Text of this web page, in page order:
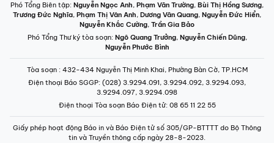
Phó Tổng Biên tập: Nguyễn Ngọc Anh, Phạm Văn Trường, Bùi Thị Hồng Sương,
Trương Đức Nghĩa, Phạm Thị Vân Anh, Dương Văn Quang, Nguyễn Đức Hiển,
Nguyễn Khắc Cường, Trần Gia Bảo
Phó Tổng Thư ký tòa soạn: Ngô Quang Trưởng, Nguyễn Chiến Dũng,
Nguyễn Phước Bình
Tòa soạn : 432-434 Nguyễn Thị Minh Khai, Phường Bàn Cờ, TP.HCM
Điện thoại Báo SGGP: (028) 3.9294.091, 3.9294.092, 3.9294.093,
3.9294.097, 3.9294.098
Điện thoại Tòa soạn Báo Điện tử: 08 65 11 22 55
Giấy phép hoạt động Báo in và Báo Điện tử số 305/GP-BTTTT do Bộ Thông
tin và Truyền thông cấp ngày 28-8-2023.